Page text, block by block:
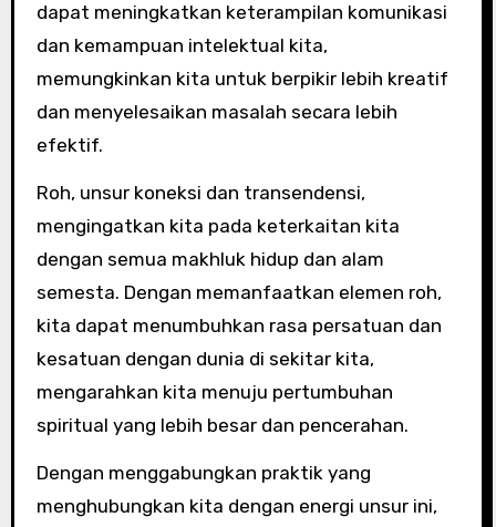
dapat meningkatkan keterampilan komunikasi
dan kemampuan intelektual kita,
memungkinkan kita untuk berpikir lebih kreatif
dan menyelesaikan masalah secara lebih
efektif.
Roh, unsur koneksi dan transendensi,
mengingatkan kita pada keterkaitan kita
dengan semua makhluk hidup dan alam
semesta. Dengan memanfaatkan elemen roh,
kita dapat menumbuhkan rasa persatuan dan
kesatuan dengan dunia di sekitar kita,
mengarahkan kita menuju pertumbuhan
spiritual yang lebih besar dan pencerahan.
Dengan menggabungkan praktik yang
menghubungkan kita dengan energi unsur ini,